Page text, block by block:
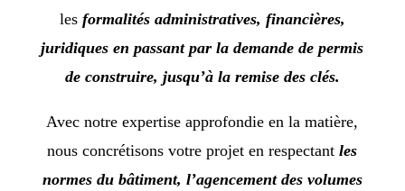
les formalités administratives, financières,
juridiques en passant par la demande de permis
de construire, jusqu’à la remise des clés.
Avec notre expertise approfondie en la matière,
nous concrétisons votre projet en respectantles
normes du bâtiment, l’agencement des volumes